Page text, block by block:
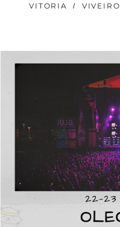
VITORIA
VIVEIRO